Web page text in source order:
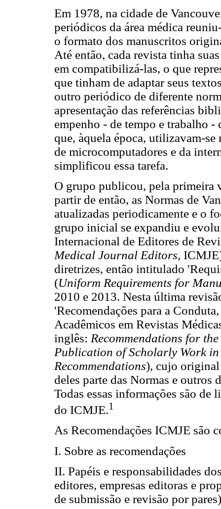
Em 1978, na cidade de
periódicos da área médica
o formato dos manuscritos
Até então, cada revista tinha
em compatibilizá-las, o que
que tinham de adaptar seus
outro periódico de diferente
apresentação das referências
empenho - de tempo e trabalho -
que, àquela época, utilizavam-
de microcomputadores e da
simplificou essa tarefa.
O grupo publicou, pela primeira
partir de então, as Normas de
atualizadas periodicamente e o
grupo inicial se expandiu e
Internacional de Editores de
Medical Journal Editors,
diretrizes, então intitulado
(Uniform Requirements for
2010 e 2013. Nesta última
'Recomendações para a
Acadêmicos em Revistas
inglês: Recommendations for
Publication of Scholarly Work
Recommendations), cujo original
deles parte das Normas e outros
Todas essas informações são
do ICMJE.1
As Recomendações ICMJE são
I. Sobre as recomendações
II. Papéis e responsabilidades
editores, empresas editoras e
de submissão e revisão por pares)